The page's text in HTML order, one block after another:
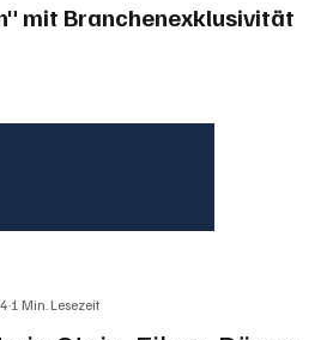
mit Branchenexklusivität
1 Min. Lesezeit